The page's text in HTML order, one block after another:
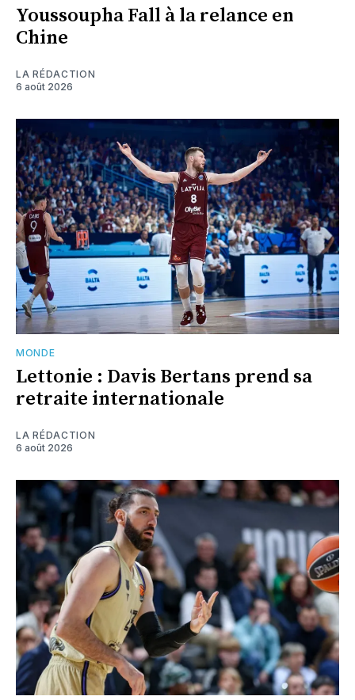
Youssoupha Fall à la relance en
Chine
LA RÉDACTION
6 août 2026
MONDE
Lettonie : Davis Bertans prend sa
retraite internationale
LA RÉDACTION
6 août 2026